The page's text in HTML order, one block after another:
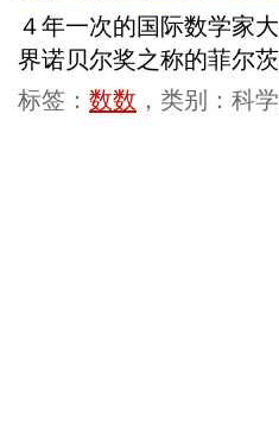
４年一次的国际数学家
界诺贝尔奖之称的菲尔
标签： 数数 ，类别：科